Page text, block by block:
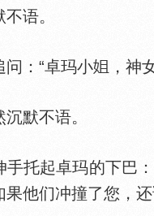
语。
：“卓玛小 ，神
默不语。
托起卓玛的下巴：
果他们冲撞了您，